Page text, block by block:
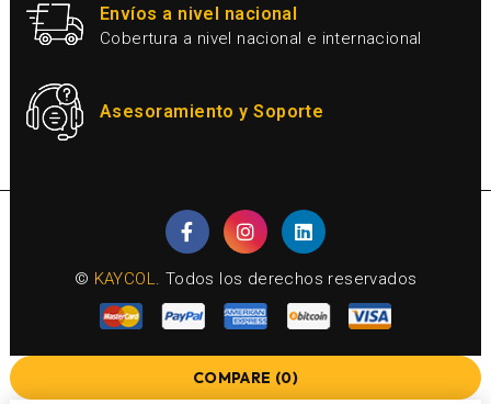
Envíos a nivel nacional
Cobertura a nivel nacional e internacional
Asesoramiento y Soporte
© KAYCOL. Todos los derechos reservados
COMPARE (0)